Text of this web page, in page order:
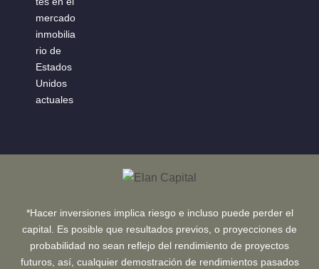
*Hacer inversiones implica riesgo e incluso puede perder el
capital. Es posible que resultados previos, o proyecciones de
probabilidad no sean reflejo del rendimiento de proyectos
futuros, así, cualquier demostración de rendimientos pasados